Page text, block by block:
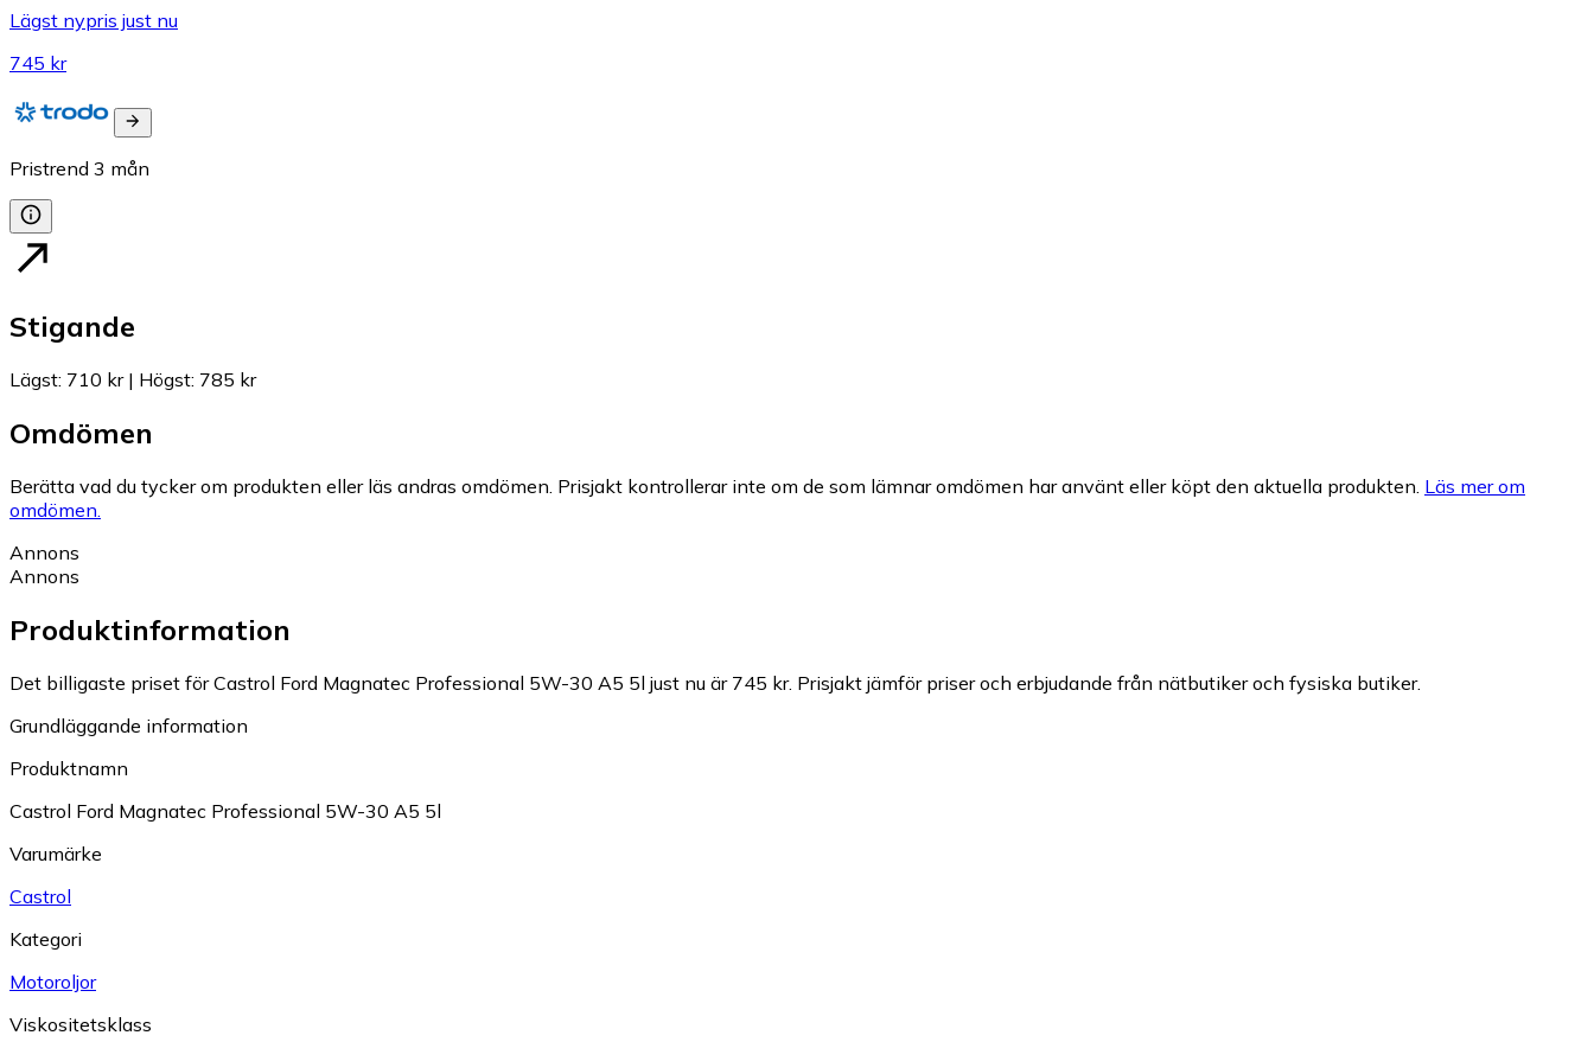
Lägst nypris just nu
745 kr
Pristrend 3 mån
Stigande
Lägst: 710 kr| Högst: 785 kr
Omdömen
Berätta vad du tycker om produkten eller läs andras omdömen. Prisjakt kontrollerar inte om de som lämnar omdömen har använt eller köpt den aktuella produkten. Läs mer om
omdömen.
Annons
Annons
Produktinformation
Det billigaste priset för Castrol Ford Magnatec Professional 5W-30 A5 5l just nu är 745 kr. Prisjakt jämför priser och erbjudande från nätbutiker och fysiska butiker.
Grundläggande information
Produktnamn
Castrol Ford Magnatec Professional 5W-30 A5 5l
Varumärke
Castrol
Kategori
Motoroljor
Viskositetsklass